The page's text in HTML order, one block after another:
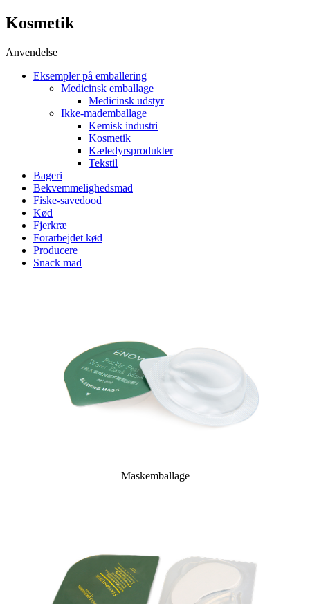
Kosmetik
Anvendelse
Eksempler på emballering
Medicinsk emballage
Medicinsk udstyr
Ikke-mademballage
Kemisk industri
Kosmetik
Kæledyrsprodukter
Tekstil
Bageri
Bekvemmelighedsmad
Fiske-savedood
Kød
Fjerkræ
Forarbejdet kød
Producere
Snack mad
Maskemballage